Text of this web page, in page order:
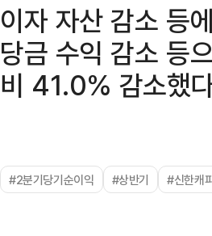
이자 자산 감소 등
당금 수익 감소 등
비 41.0% 감소했
#2분기당기순이익 #상반기 #신한캐